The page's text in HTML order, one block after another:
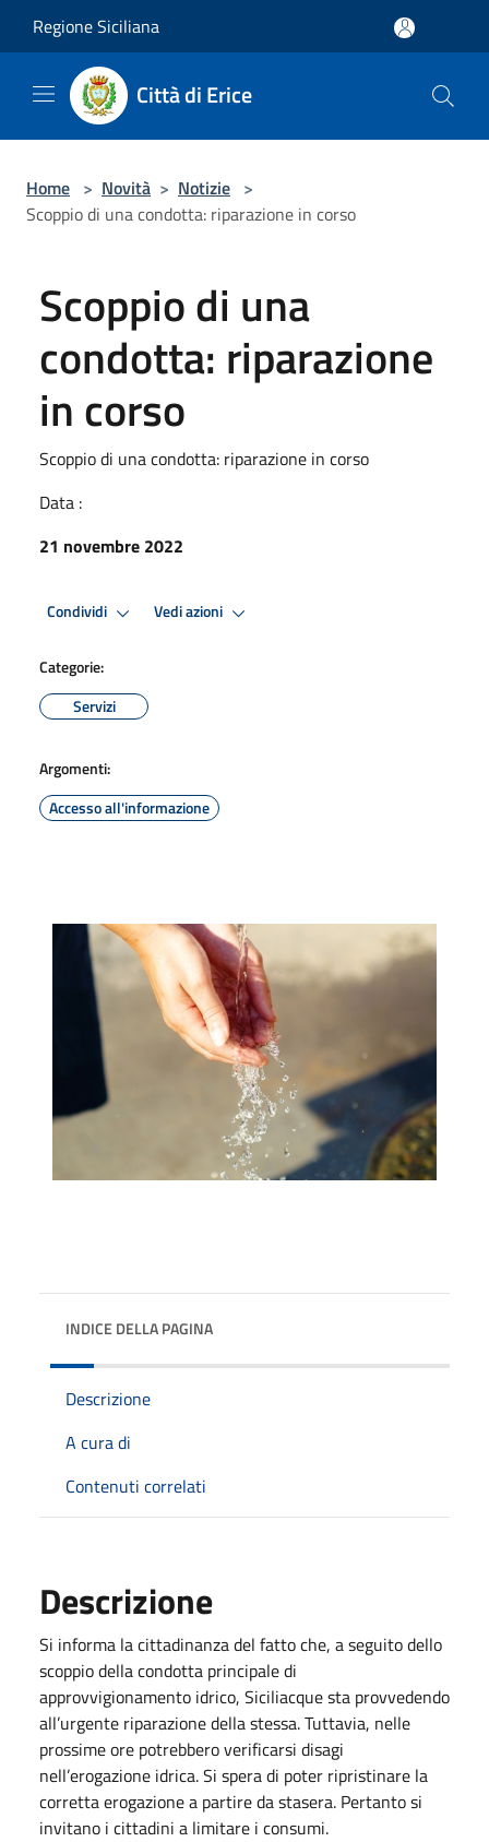
Regione Siciliana
Città di Erice
Home > Novità > Notizie >
Scoppio di una condotta: riparazione in corso
Scoppio di una
condotta: riparazione
in corso
Scoppio di una condotta: riparazione in corso
Data :
21 novembre 2022
Condividi Vedi azioni
Categorie:
Servizi
Argomenti:
Accesso all'informazione
INDICE DELLA PAGINA
Descrizione
A cura di
Contenuti correlati
Descrizione
Si informa la cittadinanza del fatto che, a seguito dello
scoppio della condotta principale di
approvvigionamento idrico, Siciliacque sta provvedendo
all’urgente riparazione della stessa. Tuttavia, nelle
prossime ore potrebbero verificarsi disagi
nell’erogazione idrica. Si spera di poter ripristinare la
corretta erogazione a partire da stasera. Pertanto si
invitano i cittadini a limitare i consumi.